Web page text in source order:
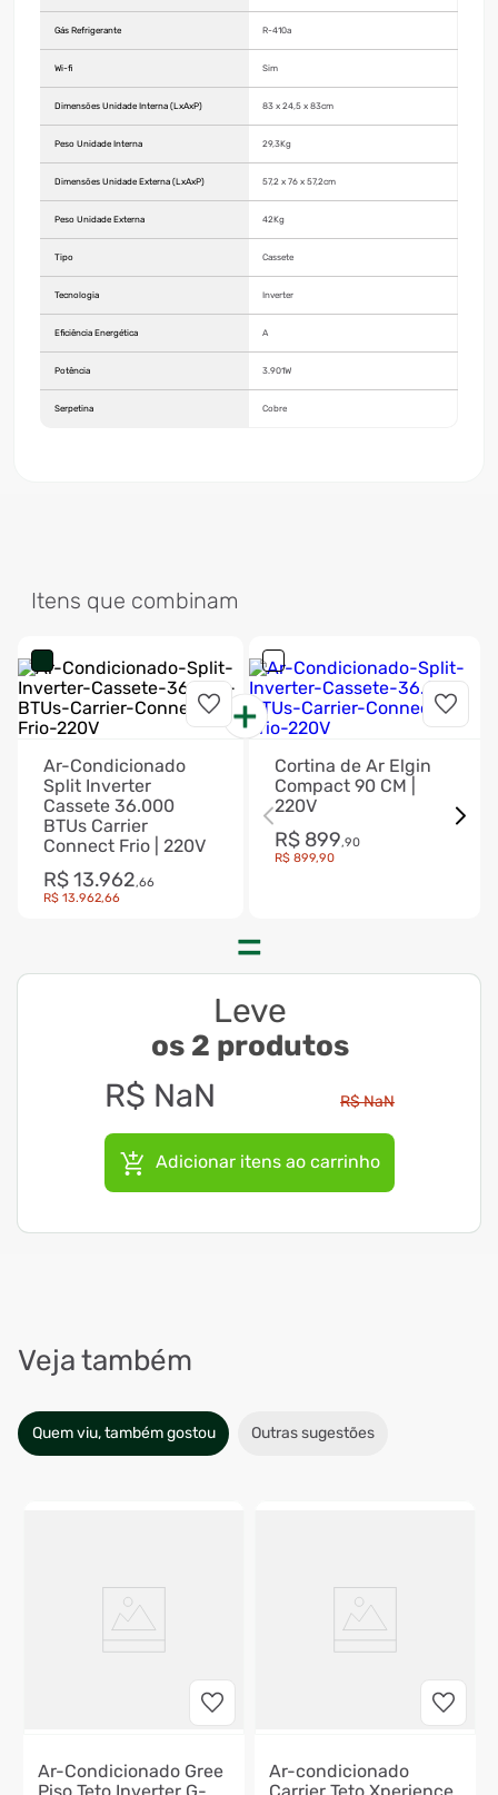
Gás Refrigerante R-410a
Wi-fi Sim
Dimensões Unidade Interna (LxAxP) 83 x 24,5 x 83cm
Peso Unidade Interna 29,3Kg
Dimensões Unidade Externa (LxAxP) 57,2 x 76 x 57,2cm
Peso Unidade Externa 42Kg
Tipo Cassete
Tecnologia Inverter
Eficiência Energética A
Potência 3.901W
Serpetina Cobre
Itens que combinam
Ar-Condicionado
Split Inverter
Cassete 36.000
BTUs Carrier
Connect Frio | 220V
R$13.962,66
R$ 13.962,66
Cortina de Ar Elgin
Compact 90 CM |
220V
R$ 899,90
R$ 899,90
Leve
os 2 produtos
R$ NaN R$NaN
Adicionar itens ao carrinho
Veja também
Quem viu, também gostou Outras sugestões
Ar-Condicionado Gree
Ar-condicionado